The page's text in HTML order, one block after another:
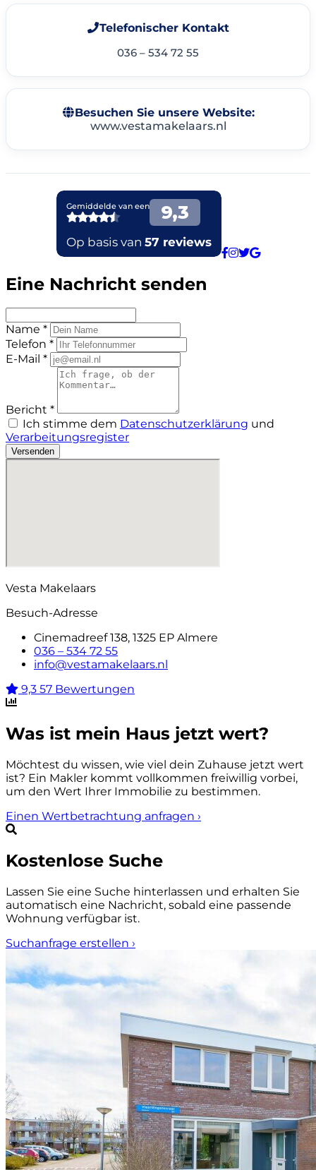
Telefonischer Kontakt
036 – 534 72 55
Besuchen Sie unsere Website:
www.vestamakelaars.nl
Eine Nachricht senden
Name *
Telefon *
E-Mail *
Bericht *
Ich stimme dem Datenschutzerklärung und
Verarbeitungsregister
Versenden
Vesta Makelaars
Besuch-Adresse
Cinemadreef 138, 1325 EP Almere
036 – 534 72 55
info@vestamakelaars.nl
9,3 57 Bewertungen
Was ist mein Haus jetzt wert?
Möchtest du wissen, wie viel dein Zuhause jetzt wert
ist? Ein Makler kommt vollkommen freiwillig vorbei,
um den Wert Ihrer Immobilie zu bestimmen.
Einen Wertbetrachtung anfragen ›
Kostenlose Suche
Lassen Sie eine Suche hinterlassen und erhalten Sie
automatisch eine Nachricht, sobald eine passende
Wohnung verfügbar ist.
Suchanfrage erstellen ›